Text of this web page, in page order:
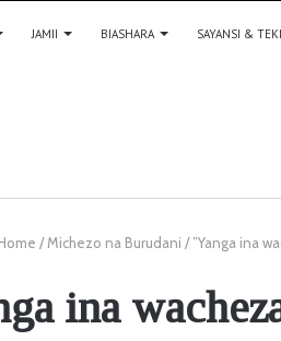
JAMII BIASHARA SAYANSI &
/ Michezo na Burudani / ”Yanga ina
ina